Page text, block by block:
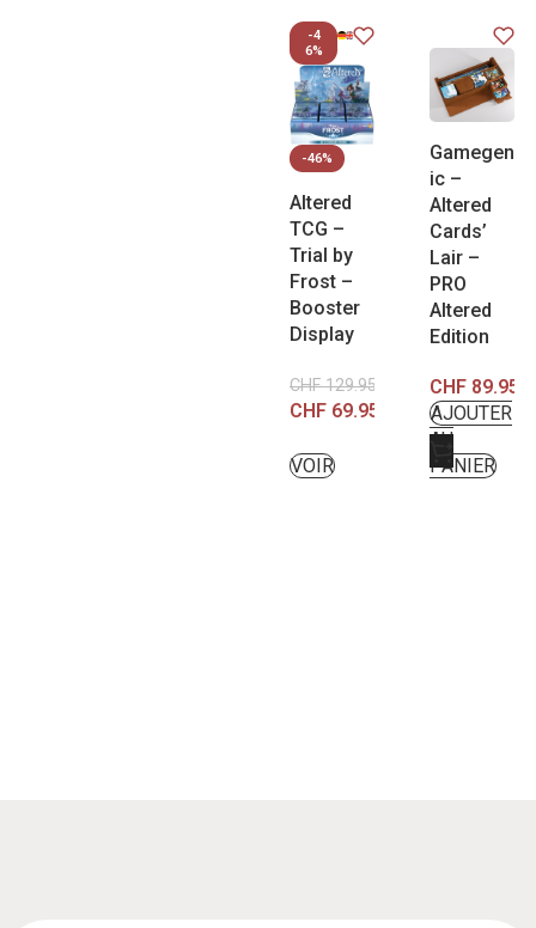
-4
6%
-46%
Altered
TCG –
Trial by
Frost –
Booster
Display
CHF129.95
CHF 69.95
VOIR
Gamegen
ic –
Altered
Cards’
Lair –
PRO
Altered
Edition
CHF 89.95
AJOUTER
AU
PANIER